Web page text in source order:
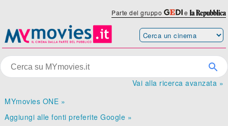
Parte del gruppo e
Vai alla ricerca avanzata »
MYmovies ONE »
Aggiungi alle fonti preferite Google »